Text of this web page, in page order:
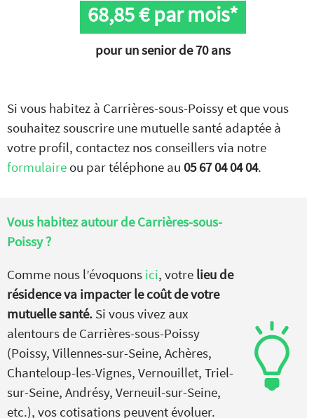
68,85€ par mois*
pour un senior de 70 ans
Si vous habitez à Carrières-sous-Poissy et que vous
souhaitez souscrire une mutuelle santé adaptée à
votre profil, contactez nos conseillers via notre
formulaire ou par téléphone au 05 67 04 04 04.
Vous habitez autour deCarrières-sous-
Poissy ?
Comme nous l’évoquons ici, votre lieu de
résidence va impacter le coût de votre
mutuelle santé. Si vous vivez aux
alentours de Carrières-sous-Poissy
(Poissy, Villennes-sur-Seine, Achères,
Chanteloup-les-Vignes, Vernouillet, Triel-
sur-Seine, Andrésy, Verneuil-sur-Seine,
etc.), vos cotisations peuvent évoluer.